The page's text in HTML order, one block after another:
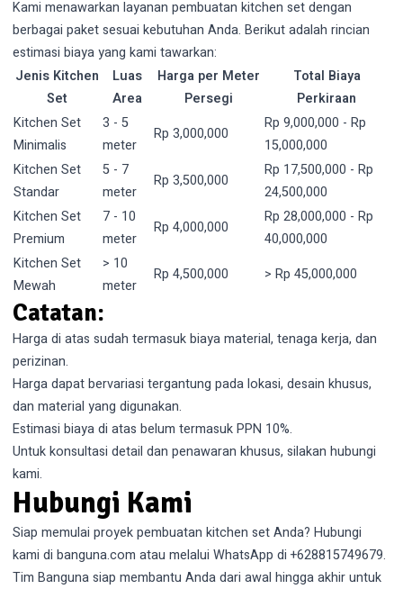
Kami menawarkan layanan pembuatan kitchen set dengan
berbagai paket sesuai kebutuhan Anda. Berikut adalah rincian
estimasi biaya yang kami tawarkan:
Jenis Kitchen
Set
Luas
Area
Harga per Meter
Persegi
Total Biaya
Perkiraan
Kitchen Set
Minimalis
3 - 5
meter
Rp 3,000,000
Rp 9,000,000 - Rp
15,000,000
Kitchen Set
Standar
5 - 7
meter
Rp 3,500,000
Rp 17,500,000 - Rp
24,500,000
Kitchen Set
Premium
7 - 10
meter
Rp 4,000,000
Rp 28,000,000 - Rp
40,000,000
Kitchen Set
Mewah
> 10
meter
Rp 4,500,000 > Rp 45,000,000
Catatan:
Harga di atas sudah termasuk biaya material, tenaga kerja, dan
perizinan.
Harga dapat bervariasi tergantung pada lokasi, desain khusus,
dan material yang digunakan.
Estimasi biaya di atas belum termasuk PPN 10%.
Untuk konsultasi detail dan penawaran khusus, silakan hubungi
kami.
Hubungi Kami
Siap memulai proyek pembuatan kitchen set Anda? Hubungi
kami dibanguna.com atau melalui WhatsApp di+628815749679.
Tim Banguna siap membantu Anda dari awal hingga akhir untuk